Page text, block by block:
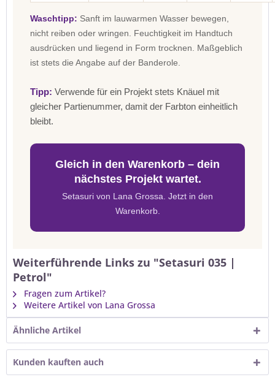
Waschtipp: Sanft im lauwarmen Wasser bewegen,
nicht reiben oder wringen. Feuchtigkeit im Handtuch
ausdrücken und liegend in Form trocknen. Maßgeblich
ist stets die Angabe auf der Banderole.
Tipp: Verwende für ein Projekt stets Knäuel mit
gleicher Partienummer, damit der Farbton einheitlich
bleibt.
Gleich in den Warenkorb – dein
nächstes Projekt wartet.
Setasuri von Lana Grossa. Jetzt in den
Warenkorb.
Weiterführende Links zu "Setasuri 035 |
Petrol"
Fragen zum Artikel?
Weitere Artikel von Lana Grossa
Ähnliche Artikel
Kunden kauften auch